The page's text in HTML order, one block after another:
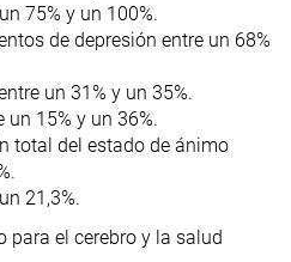
75% y un 100%.
de depresión entre un 68%
un 31% y un 35%.
un 15% y un 36%.
total del estado de ánimo
21,3%.
para el cerebro y la salud